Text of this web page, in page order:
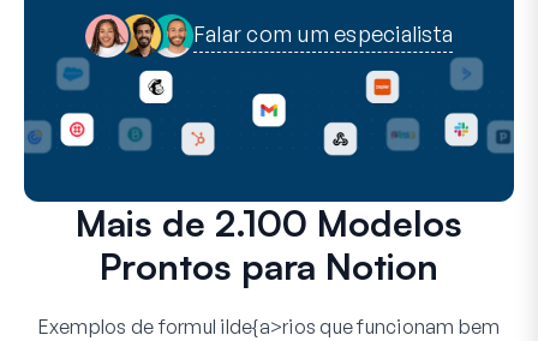
Falar com um especialista
Mais de 2.100 Modelos
Prontos para Notion
Exemplos de formul ilde{a>rios que funcionam bem